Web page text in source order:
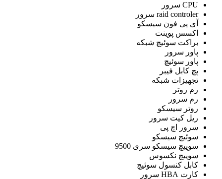
CPU سرور
raid controler سرور
آی پی فون سیسکو
اکسس پوینت
براکت سوئیچ شبکه
پاور سرور
پاور سوئیچ
پچ کابل فیبر
تجهیزات شبکه
رم روتر
رم سرور
روتر سیسکو
ریل کیت سرور
سرور اچ پی
سوئیچ سیسکو
سوییچ سیسکو سری 9500
سوییچ نکسوس
کابل کنسول سوئیچ
کارت HBA سرور